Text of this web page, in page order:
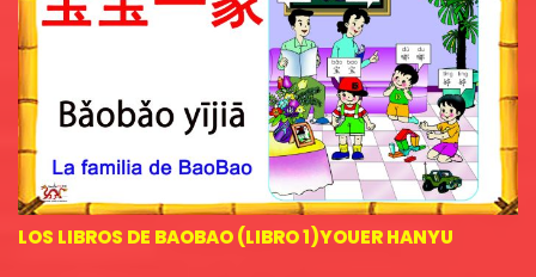
LOS LIBROS DE BAOBAO (LIBRO 1)YOUER HANYU